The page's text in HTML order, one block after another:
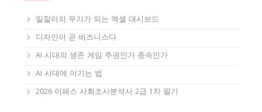
일잘러의 무기가 되는 엑셀 대시보드
디자인이 곧 비즈니스다
AI 시대의 생존 게임 주권인가 종속인가
AI 시대에 이기는 법
2026 이패스 사회조사분석사 2급 1차 필기